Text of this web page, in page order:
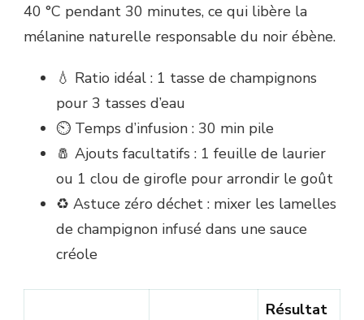
40 °C pendant 30 minutes, ce qui libère la
mélanine naturelle responsable du noir ébène.
💧 Ratio idéal : 1 tasse de champignons
pour 3 tasses d’eau
⏲️ Temps d’infusion : 30 min pile
🧂 Ajouts facultatifs : 1 feuille de laurier
ou 1 clou de girofle pour arrondir le goût
♻️ Astuce zéro déchet : mixer les lamelles
de champignon infusé dans une sauce
créole
Résultat